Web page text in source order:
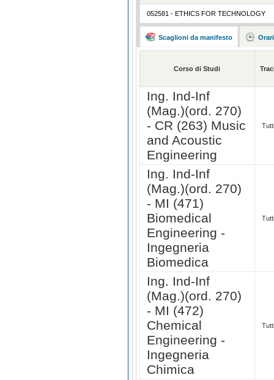
052581 - ETHICS FOR TECHNOLOGY
Scaglioni da manifesto
Corso di Studi
Ing. Ind-Inf
(Mag.)(ord. 270)
- CR (263) Music
and Acoustic
Engineering
Ing. Ind-Inf
(Mag.)(ord. 270)
- MI (471)
Biomedical
Engineering -
Ingegneria
Biomedica
Ing. Ind-Inf
(Mag.)(ord. 270)
- MI (472)
Chemical
Engineering -
Ingegneria
Chimica